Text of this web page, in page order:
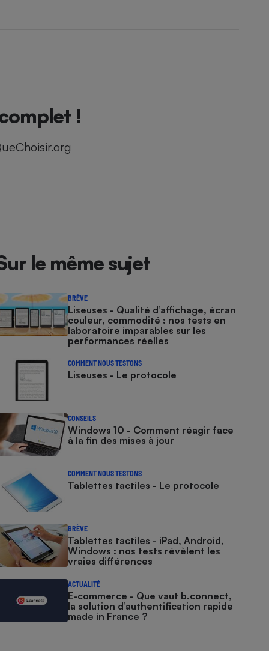
!
le même sujet
BRÈVE
Liseuses - Qualité d’affichage, écran
couleur, commodité : nos tests en
laboratoire imparables sur les
performances réelles
COMMENT NOUS TESTONS
Liseuses - Le protocole
CONSEILS
Windows 10 - Comment réagir face
à la fin des mises à jour
COMMENT NOUS TESTONS
Tablettes tactiles - Le protocole
BRÈVE
Tablettes tactiles - iPad, Android,
Windows : nos tests révèlent les
vraies différences
ACTUALITÉ
E-commerce - Que vaut b.connect,
la solution d’authentification rapide
made in France ?